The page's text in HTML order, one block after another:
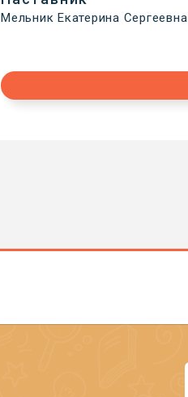
Мельник Екатерина Сергеевна